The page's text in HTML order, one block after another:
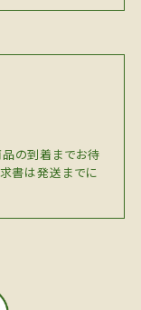
品の到着までお待
書は発送までに